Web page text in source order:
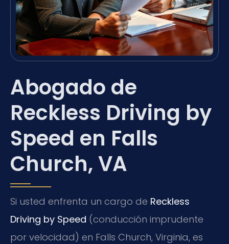
Abogado de
Reckless Driving by
Speed en Falls
Church, VA
Si usted enfrenta un cargo de Reckless
Driving by Speed (conducción imprudente
por velocidad) en Falls Church, Virginia, es